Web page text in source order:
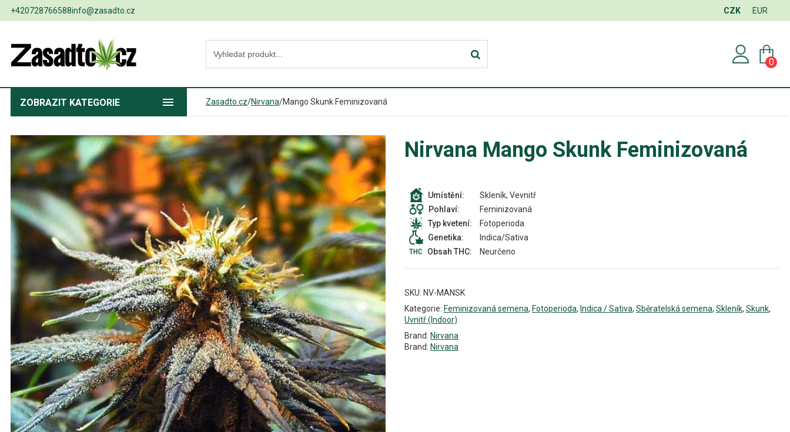
+420728766588info@zasadto.cz CZK EUR
0
ZOBRAZIT KATEGORIE Zasadto.cz/Nirvana/Mango Skunk Feminizovaná
Nirvana Mango Skunk Feminizovaná
Umístění:
Skleník, Vevnitř
Pohlaví:
Feminizovaná
Typ kvetení:
Fotoperioda
Genetika:
Indica/Sativa
Obsah THC:
Neurčeno
SKU: NV-MANSK
Kategorie: Feminizovaná semena, Fotoperioda, Indica / Sativa, Sběratelská semena, Skleník, Skunk,
Uvnitř (Indoor)
Brand: Nirvana
Brand: Nirvana